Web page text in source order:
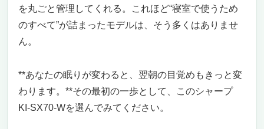
を丸ごと管理してくれる。これほど“寝室で使うため
のすべて”が詰まったモデルは、そう多くはありませ
ん。
**あなたの眠りが変わると、翌朝の目覚めもきっと変
わります。**その最初の一歩として、このシャープ
KI-SX70-Wを選んでみてください。